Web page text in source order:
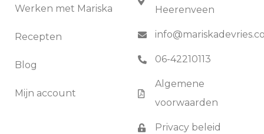
Werken met Mariska
Recepten
Blog
Mijn account
Heerenveen
06-42210113
Algemene
voorwaarden
Privacy beleid